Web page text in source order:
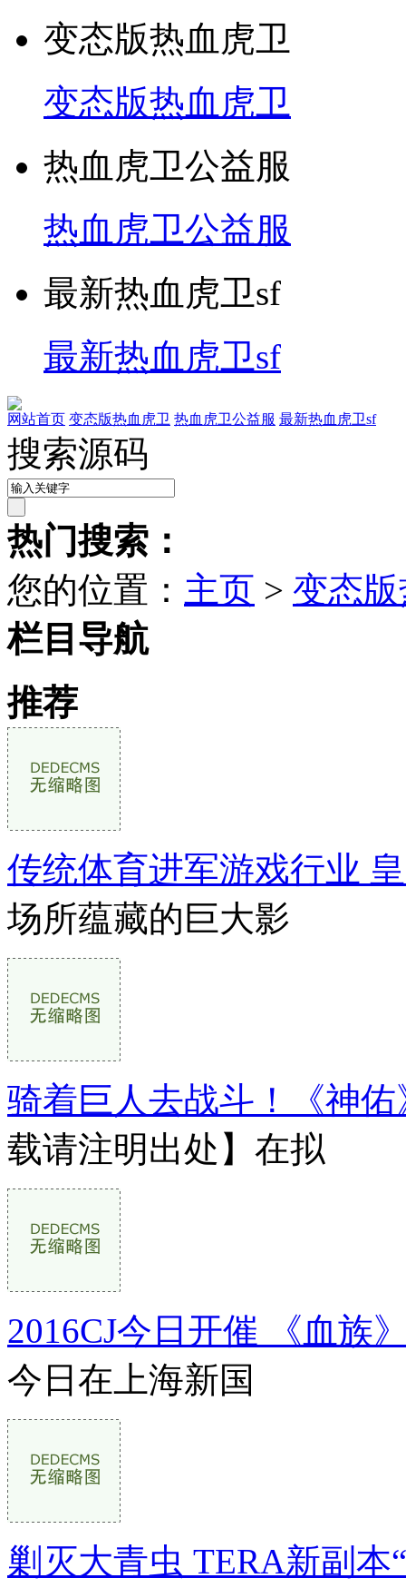
变态版热血虎卫
变态版热血虎卫
热血虎卫公益服
热血虎卫公益服
最新热血虎卫sf
最新热血虎卫sf
网站首页 变态版热血虎卫 热血虎卫公益服 最新热血虎卫sf
搜索源码
热门搜索：
您的位置： 主页 > 变态
栏目导航
推荐
传统体育进军游戏行业
场所蕴藏的巨大影
骑着巨人去战斗！《神
载请注明出处】在拟
2016CJ今日开催 《血族
今日在上海新国
剿灭大青虫 TERA新副本